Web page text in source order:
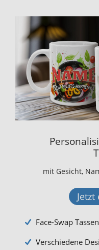
mit Gesicht,
Face-Swap
Verschiedene